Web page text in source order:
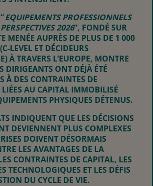
EQUIPEMENTS PROFESSIONNELS
2026”, FONDÉ SUR
MENÉE AUPRÈS DE PLUS DE 1 000
LEVEL ET DÉCIDEURS
À TRAVERS L’EUROPE, MONTRE
DIRIGEANTS ONT DÉJÀ ÉTÉ
À DES CONTRAINTES DE
LIÉES AU CAPITAL IMMOBILISÉ
PHYSIQUES DÉTENUS.
INDIQUENT QUE LES DÉCISIONS
DEVIENNENT PLUS COMPLEXES
DOIVENT DÉSORMAIS
LES AVANTAGES DE LA
CONTRAINTES DE CAPITAL, LES
TECHNOLOGIQUES ET LES DÉFIS
DU CYCLE DE VIE.